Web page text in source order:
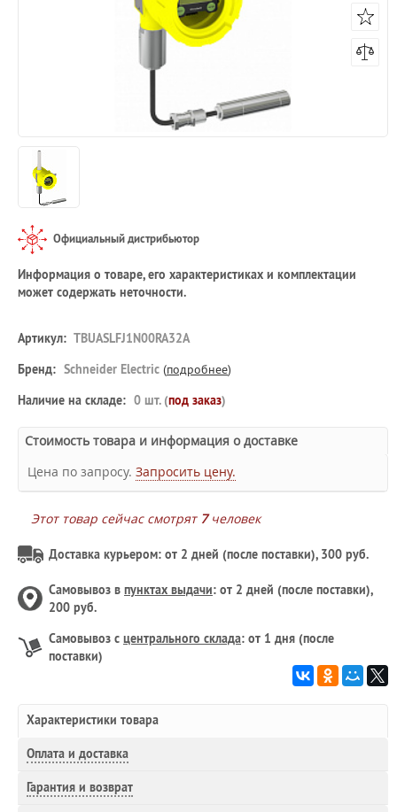
Официальный дистрибьютор
Информация о товаре, его характеристиках и комплектации
может содержать неточности.
Артикул: TBUASLFJ1N00RA32A
Бренд: Schneider Electric (подробнее)
Наличие на складе: 0 шт. (под заказ)
Стоимость товара и информация о доставке
Цена по запросу. Запросить цену.
Этот товар сейчас смотрят 7человек
Доставка курьером: от 2 дней (после поставки), 300 руб.
Самовывоз в пунктах выдачи: от 2 дней (после поставки),
200 руб.
Самовывоз с центрального склада: от 1 дня (после
поставки)
Характеристики товара
Оплата и доставка
Гарантия и возврат